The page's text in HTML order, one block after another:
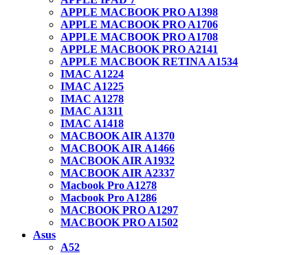
APPLE MACBOOK PRO A1398
APPLE MACBOOK PRO A1706
APPLE MACBOOK PRO A1708
APPLE MACBOOK PRO A2141
APPLE MACBOOK RETINA A1534
IMAC A1224
IMAC A1225
IMAC A1278
IMAC A1311
IMAC A1418
MACBOOK AIR A1370
MACBOOK AIR A1466
MACBOOK AIR A1932
MACBOOK AIR A2337
Macbook Pro A1278
Macbook Pro A1286
MACBOOK PRO A1297
MACBOOK PRO A1502
Asus
A52